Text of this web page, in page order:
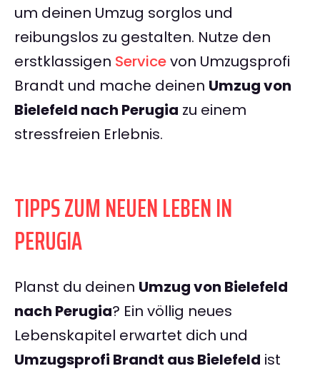
um deinen Umzug sorglos und
reibungslos zu gestalten. Nutze den
erstklassigen Servicevon Umzugsprofi
Brandt und mache deinen Umzug von
Bielefeld nach Perugia zu einem
stressfreien Erlebnis.
TIPPS ZUM NEUEN LEBEN IN
PERUGIA
Planst du deinen Umzug von Bielefeld
nach Perugia? Ein völlig neues
Lebenskapitel erwartet dich und
Umzugsprofi Brandt aus Bielefeld ist